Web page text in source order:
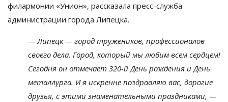
филармонии «Унион», рассказала пресс-служба
администрации города Липецка.
— Липецк — город тружеников, профессионалов
своего дела. Город, который мы любим всем сердцем!
Сегодня он отмечает 320-й День рождения и День
металлурга. И я искренне поздравляю вас, дорогие
друзья, с этими знаменательными праздниками, —